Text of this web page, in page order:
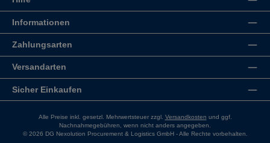
Informationen
Zahlungsarten
Versandarten
Sicher Einkaufen
Alle Preise inkl. gesetzl. Mehrwertsteuer zzgl. Versandkosten und ggf.
Nachnahmegebühren, wenn nicht anders angegeben.
© 2026 DG Nexolution Procurement & Logistics GmbH - Alle Rechte vorbehalten.